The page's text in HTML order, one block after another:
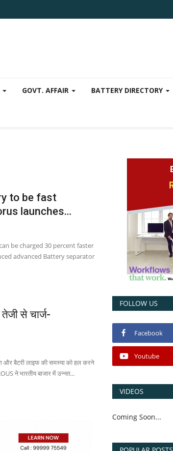
GOVT. AFFAIR BATTERY DIRECTORY
to be fast
launches...
be charged 30 percent faster
advanced Battery separator
तेजी से चार्ज-
और बैटरी लाइफ की समस्या को हल करने
ने भारतीय बाजार में उन्नत...
FOLLOW US
Facebook
Youtube
VIDEOS
Coming Soon...